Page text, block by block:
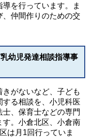
を行っています。ま
仲間作りのための交
幼児発達相談指導事
がないなど、子ども
る相談を、小児科医
、保育士などの専門
す。小倉北区、小倉南
は月1回行っていま